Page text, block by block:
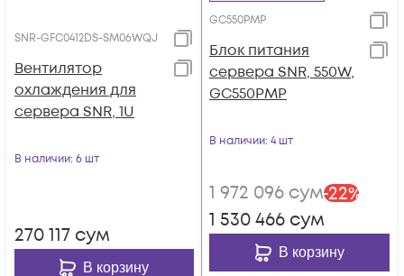
SNR-GFC0412DS-SM06WQJ
Вентилятор
охлаждения для
сервера SNR, 1U
В наличии: 6 шт
270 117 сум
В корзину
GC550PMP
Блок питания
сервера SNR, 550W,
GC550PMP
В наличии: 4 шт
1 972 096 сум-22%
1 530 466 сум
В корзину